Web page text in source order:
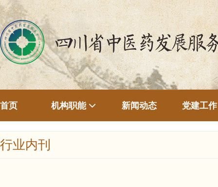
首页 机构职能 新闻动态 党建工作
行业内刊